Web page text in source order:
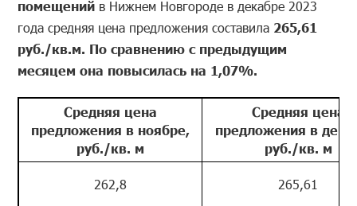
помещений в Нижнем Новгороде в декабре 2023
года средняя цена предложения составила 265,61
руб./кв.м. По сравнению с предыдущим
месяцем она повысилась на 1,07%.
Средняя цена
предложения в ноябре,
руб./кв. м
Средняя цена
предложения в
руб./кв. м
262,8 265,61